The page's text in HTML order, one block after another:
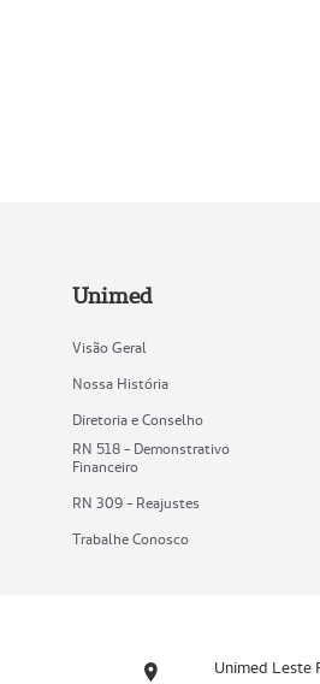
Unimed
Visão Geral
Nossa História
Diretoria e Conselho
RN 518 - Demonstrativo
Financeiro
RN 309 - Reajustes
Trabalhe Conosco
Unimed Leste